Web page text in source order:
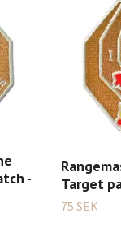
-
Target
75 SEK